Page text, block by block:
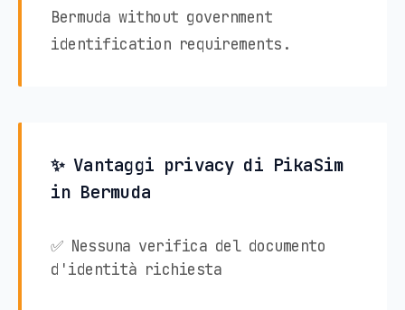
Bermuda without government
identification requirements.
✨ Vantaggi privacy di PikaSim
in Bermuda
✅ Nessuna verifica del documento
d'identità richiesta